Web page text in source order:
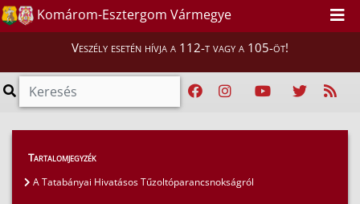
Komárom-Esztergom Vármegye
Veszély esetén hívja a 112-t vagy a 105-öt!
Magunkról
Komárom-Esztergom vármegyében működő
Tartalomjegyzék
A Tatabányai Hivatásos Tűzoltóparancsnokságról